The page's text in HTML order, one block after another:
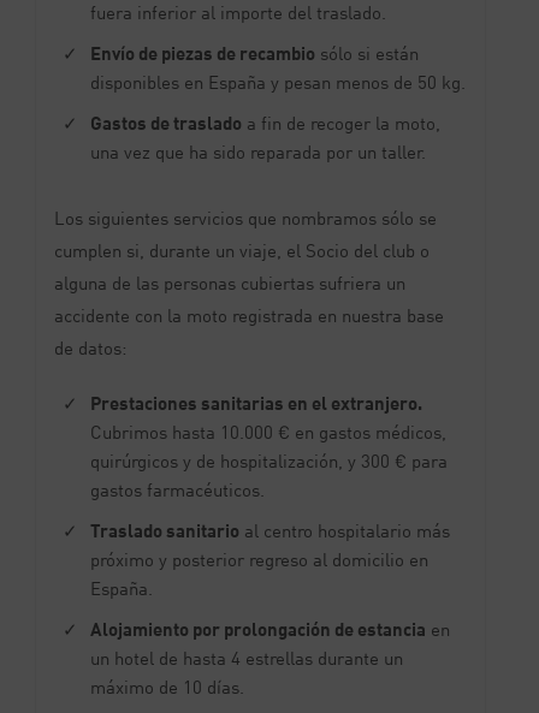
fuera inferior al importe del traslado.
Envío de piezas de recambio sólo si están
disponibles en España y pesan menos de 50 kg.
Gastos de traslado a fin de recoger la moto,
una vez que ha sido reparada por un taller.
Los siguientes servicios que nombramos sólo se
cumplen si, durante un viaje, el Socio del club o
alguna de las personas cubiertas sufriera un
accidente con la moto registrada en nuestra base
de datos:
Prestaciones sanitarias en el extranjero.
Cubrimos hasta 10.000 € en gastos médicos,
quirúrgicos y de hospitalización, y 300 € para
gastos farmacéuticos.
Traslado sanitario al centro hospitalario más
próximo y posterior regreso al domicilio en
España.
Alojamiento por prolongación de estancia en
un hotel de hasta 4 estrellas durante un
máximo de 10 días.